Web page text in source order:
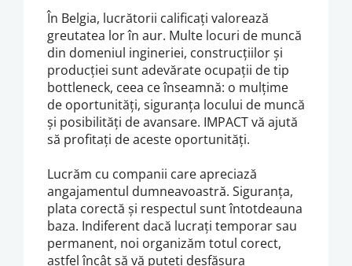
În Belgia, lucrătorii calificați valorează
greutatea lor în aur. Multe locuri de muncă
din domeniul ingineriei, construcțiilor și
producției sunt adevărate ocupații de tip
bottleneck, ceea ce înseamnă: o mulțime
de oportunități, siguranța locului de muncă
și posibilități de avansare. IMPACT vă ajută
să profitați de aceste oportunități.
Lucrăm cu companii care apreciază
angajamentul dumneavoastră. Siguranța,
plata corectă și respectul sunt întotdeauna
baza. Indiferent dacă lucrați temporar sau
permanent, noi organizăm totul corect,
astfel încât să vă puteți desfășura